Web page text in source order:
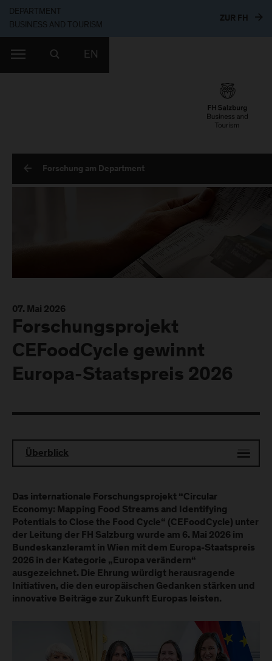
DEPARTMENT
BUSINESS AND TOURISM
ZUR FH ZUR
EN
Forschung am Department
07. Mai 2026
Forschungsprojekt
CEFoodCycle gewinnt
Europa-Staatspreis 2026
Überblick
Das internationale Forschungsprojekt “Circular
Economy: Mapping Food Streams and Identifying
Potentials to Close the Food Cycle“ (CEFoodCycle) unter
der Leitung der FH Salzburg wurde am 6. Mai 2026 im
Bundeskanzleramt in Wien mit dem Europa-Staatspreis
2026 in der Kategorie „Europa verändern“
ausgezeichnet. Die Ehrung würdigt herausragende
Initiativen, die den europäischen Gedanken stärken und
innovative Beiträge zur Zukunft Europas leisten.